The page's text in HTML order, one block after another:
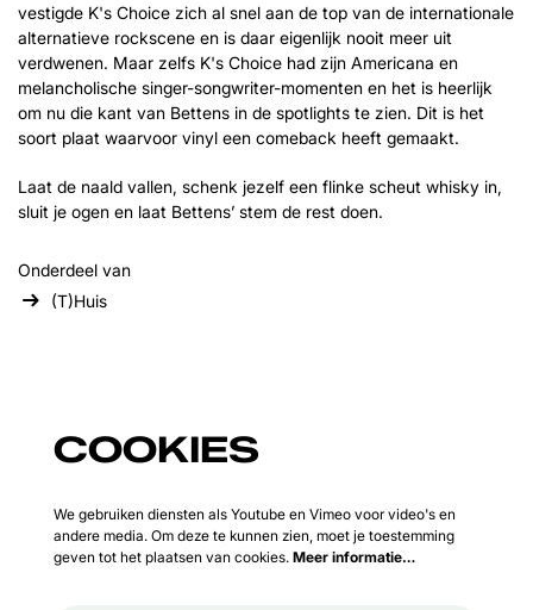
vestigde K's Choice zich al snel aan de top van de internationale
alternatieve rockscene en is daar eigenlijk nooit meer uit
verdwenen. Maar zelfs K's Choice had zijn Americana en
melancholische singer-songwriter-momenten en het is heerlijk
om nu die kant van Bettens in de spotlights te zien. Dit is het
soort plaat waarvoor vinyl een comeback heeft gemaakt.
Laat de naald vallen, schenk jezelf een flinke scheut whisky in,
sluit je ogen en laat Bettens’ stem de rest doen.
Onderdeel van
(T)Huis
COOKIES
We gebruiken diensten als Youtube en Vimeo voor video's en
andere media. Om deze te kunnen zien, moet je toestemming
geven tot het plaatsen van cookies. Meer informatie…